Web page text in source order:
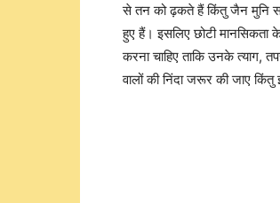
से तन को ढ़कते हैं किंतु जैन मुनि
हुए हैं। इसलिए छोटी मानसिकता
करना चाहिए ताकि उनके त्याग,
वालों की निंदा जरूर की जाए